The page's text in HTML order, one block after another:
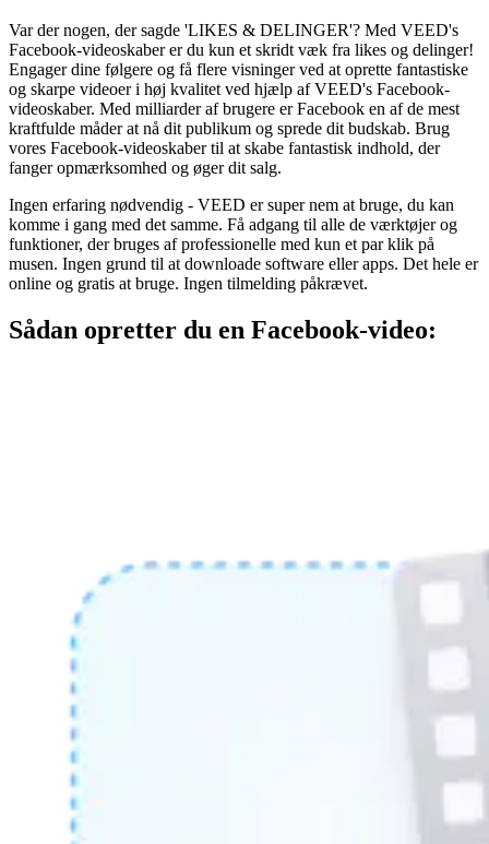
Var der nogen, der sagde 'LIKES & DELINGER'? Med VEED's
Facebook-videoskaber er du kun et skridt væk fra likes og delinger!
Engager dine følgere og få flere visninger ved at oprette fantastiske
og skarpe videoer i høj kvalitet ved hjælp af VEED's Facebook-
videoskaber. Med milliarder af brugere er Facebook en af de mest
kraftfulde måder at nå dit publikum og sprede dit budskab. Brug
vores Facebook-videoskaber til at skabe fantastisk indhold, der
fanger opmærksomhed og øger dit salg.
Ingen erfaring nødvendig - VEED er super nem at bruge, du kan
komme i gang med det samme. Få adgang til alle de værktøjer og
funktioner, der bruges af professionelle med kun et par klik på
musen. Ingen grund til at downloade software eller apps. Det hele er
online og gratis at bruge. Ingen tilmelding påkrævet.
Sådan opretter du en Facebook-video: